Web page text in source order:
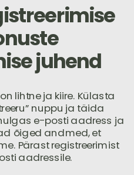
juhend
lihtne ja kiire. Külasta
nuppu ja täida
e-posti aadress ja
õiged andmed, et
Pärast registreerimist
aadressile.